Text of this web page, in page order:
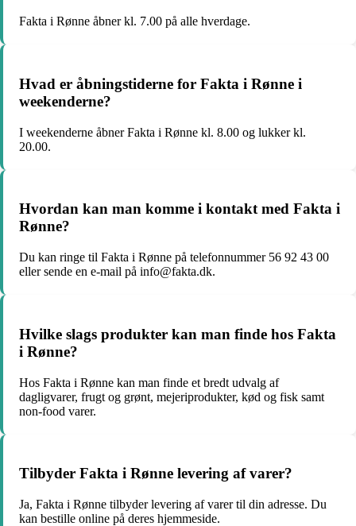
Fakta i Rønne åbner kl. 7.00 på alle hverdage.
Hvad er åbningstiderne for Fakta i Rønne i
weekenderne?
I weekenderne åbner Fakta i Rønne kl. 8.00 og lukker kl.
20.00.
Hvordan kan man komme i kontakt med Fakta i
Rønne?
Du kan ringe til Fakta i Rønne på telefonnummer 56 92 43 00
eller sende en e-mail på info@fakta.dk.
Hvilke slags produkter kan man finde hos Fakta
i Rønne?
Hos Fakta i Rønne kan man finde et bredt udvalg af
dagligvarer, frugt og grønt, mejeriprodukter, kød og fisk samt
non-food varer.
Tilbyder Fakta i Rønne levering af varer?
Ja, Fakta i Rønne tilbyder levering af varer til din adresse. Du
kan bestille online på deres hjemmeside.